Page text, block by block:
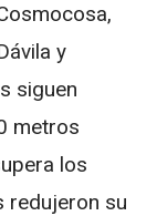
y
siguen
metros
los
redujeron su